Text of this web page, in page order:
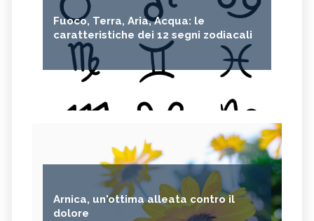
Fuoco, Terra, Aria, Acqua: le
caratteristiche dei 12 segni zodiacali
Arnica, un'ottima alleata contro il
dolore